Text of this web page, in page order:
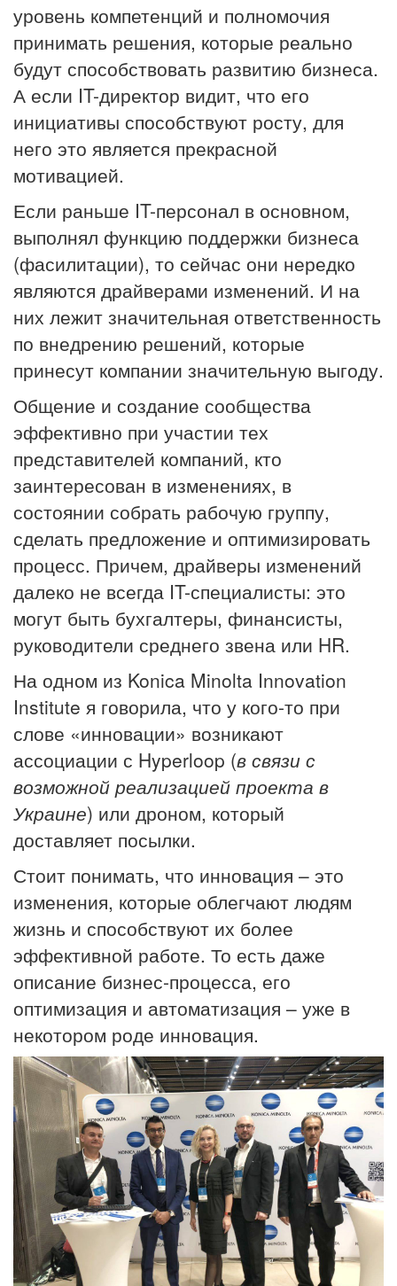
уровень компетенций и полномочия
принимать решения, которые реально
будут способствовать развитию бизнеса.
А если IT-директор видит, что его
инициативы способствуют росту, для
него это является прекрасной
мотивацией.
Если раньше IT-персонал в основном,
выполнял функцию поддержки бизнеса
(фасилитации), то сейчас они нередко
являются драйверами изменений. И на
них лежит значительная ответственность
по внедрению решений, которые
принесут компании значительную выгоду.
Общение и создание сообщества
эффективно при участии тех
представителей компаний, кто
заинтересован в изменениях, в
состоянии собрать рабочую группу,
сделать предложение и оптимизировать
процесс. Причем, драйверы изменений
далеко не всегда IT-специалисты: это
могут быть бухгалтеры, финансисты,
руководители среднего звена или HR.
На одном из Konica Minolta Innovation
Institute я говорила, что у кого-то при
слове «инновации» возникают
ассоциации с Hyperloop (в связи с
возможной реализацией проекта в
Украине) или дроном, который
доставляет посылки.
Стоит понимать, что инновация – это
изменения, которые облегчают людям
жизнь и способствуют их более
эффективной работе. То есть даже
описание бизнес-процесса, его
оптимизация и автоматизация – уже в
некотором роде инновация.